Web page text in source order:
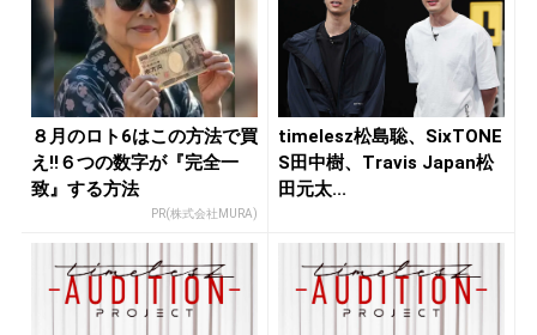
８月のロト6はこの方法で買
え!!６つの数字が『完全一
致』する方法
PR(株式会社MURA)
timelesz松島聡、SixTONE
S田中樹、Travis Japan松
田元太...